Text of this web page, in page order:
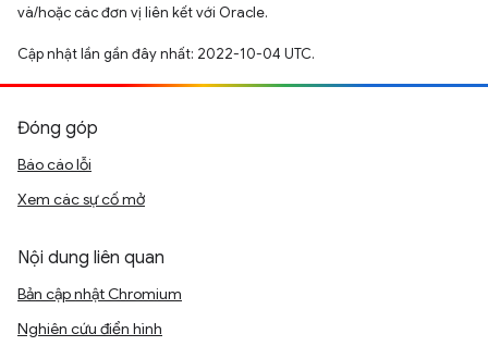
và/hoặc các đơn vị liên kết với Oracle.
Cập nhật lần gần đây nhất: 2022-10-04 UTC.
Đóng góp
Báo cáo lỗi
Xem các sự cố mở
Nội dung liên quan
Bản cập nhật Chromium
Nghiên cứu điển hình